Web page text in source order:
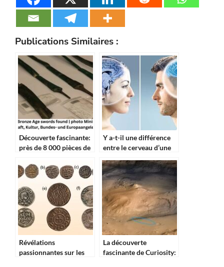
Publications Similaires :
Découverte fascinante:
près de 8 000 pièces de
7 épées de l’Âge de
Bronze déterrées en
Allemagne
Y a-t-il une différence
entre le cerveau d’une
homme ? Ce que dit la
science
Révélations
passionnantes sur les
La découverte
fascinante de Curiosity: